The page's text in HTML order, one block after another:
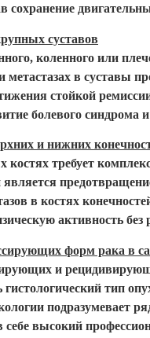
сохранение
суставов
коленного или
в суставы
стойкой
болевого синдрома
и нижних
костях требует
является
в костях
активность
форм рака в
и
тип
подразумевает
высокий